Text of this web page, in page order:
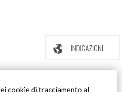
cookie di tracciamento al
INDICAZIONI